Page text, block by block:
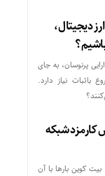
دیجیتال،
پرنوسان، به جای
نیاز دارد.
کارمزد شبکه
کوین بارها با آن